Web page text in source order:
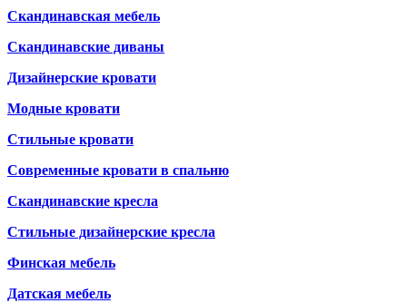
Скандинавская мебель
Скандинавские диваны
Дизайнерские кровати
Модные кровати
Стильные кровати
Современные кровати в спальню
Скандинавские кресла
Стильные дизайнерские кресла
Финская мебель
Датская мебель